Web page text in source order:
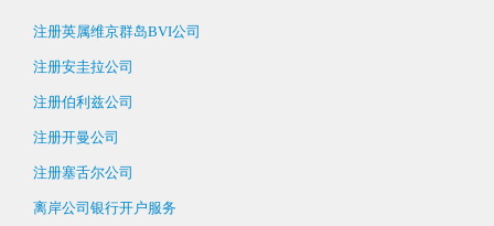
注册英属维京群岛BVI公司
注册安圭拉公司
注册伯利兹公司
注册开曼公司
注册塞舌尔公司
离岸公司银行开户服务